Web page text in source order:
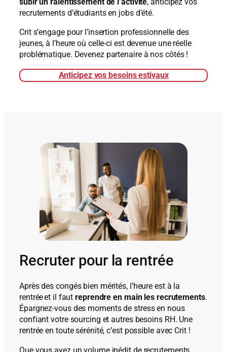
recrutements d’étudiants en jobs d’été.
Crit s’engage pour l’insertion professionnelle des
jeunes, à l’heure où celle-ci est devenue une réelle
problématique. Devenez partenaire à nos côtés !
Anticipez vos besoins estivaux
Recruter pour la rentrée
Après des congés bien mérités, l’heure est à la
rentrée et il fautreprendre en main les recrutements.
Épargnez-vous des moments de stress en nous
confiant votre sourcing et autres besoins RH. Une
rentrée en toute sérénité, c’est possible avec Crit !